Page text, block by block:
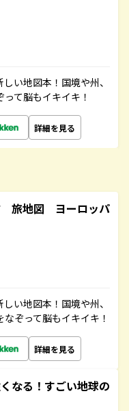
い地図本！国境や州、
て脳もイキイキ！
詳細を見る
旅地図 ヨーロッパ
い地図本！国境や州、
ぞって脳もイキイキ！
詳細を見る
なる！すごい地球の